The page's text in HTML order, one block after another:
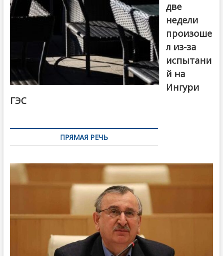
две
недели
произоше
л из-за
испытани
й на
Ингури
ГЭС
ПРЯМАЯ РЕЧЬ